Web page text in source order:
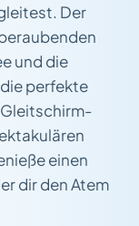
Der
und die
perfekte
einen
dir den Atem